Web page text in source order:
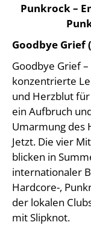
Punkrock –
Goodbye Grief
Goodbye Grief –
konzentrierte
und Herzblut
ein Aufbruch
Umarmung des
Jetzt. Die vier
blicken in
internationaler
Hardcore-,
der lokalen
mit Slipknot.